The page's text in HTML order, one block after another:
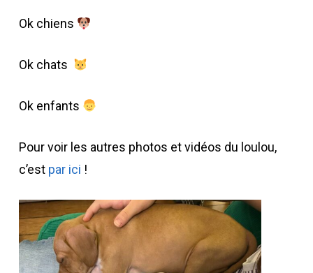
Ok chiens
Ok chats
Ok enfants
Pour voir les autres photos et vidéos du loulou,
c’est par ici !